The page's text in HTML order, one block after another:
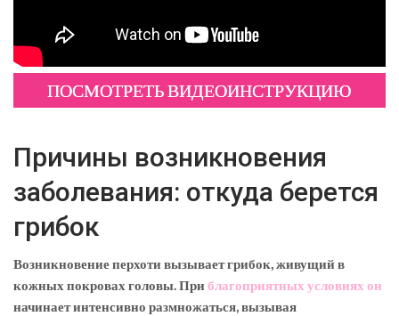
ПОСМОТРЕТЬ ВИДЕОИНСТРУКЦИЮ
Причины возникновения
заболевания: откуда берется
грибок
Возникновение перхоти вызывает грибок, живущий в
кожных покровах головы. При благоприятных условиях он
начинает интенсивно размножаться, вызывая